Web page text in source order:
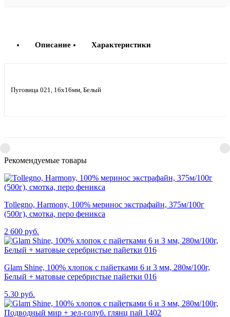
Описание Характеристики
Пуговица 021, 16х16мм, Белый
Рекомендуемые товары
Tollegno, Harmony, 100% меринос экстрафайн, 375м/100г
(500г), смотка, перо феникса
2 600 руб.
Glam Shine, 100% хлопок с пайетками 6 и 3 мм, 280м/100г,
Белый + матовые серебристые пайетки 016
5.30 руб.